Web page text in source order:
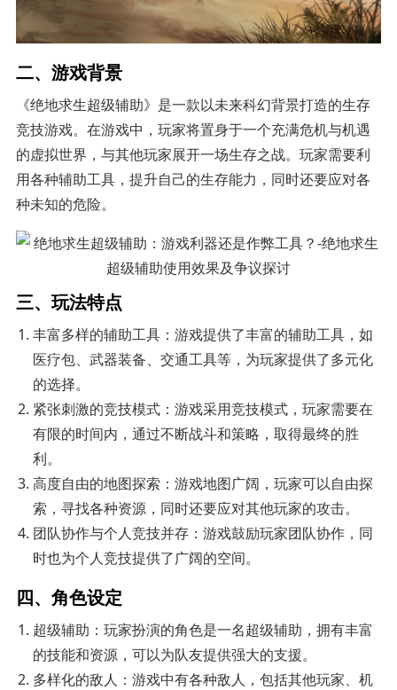
二、游戏背景
《绝地求生超级辅助》是一款以未来科幻背景打造的生存
竞技游戏。在游戏中，玩家将置身于一个充满危机与机遇
的虚拟世界，与其他玩家展开一场生存之战。玩家需要利
用各种辅助工具，提升自己的生存能力，同时还要应对各
种未知的危险。
三、玩法特点
丰富多样的辅助工具：游戏提供了丰富的辅助工具，如
医疗包、武器装备、交通工具等，为玩家提供了多元化
的选择。
紧张刺激的竞技模式：游戏采用竞技模式，玩家需要在
有限的时间内，通过不断战斗和策略，取得最终的胜
利。
高度自由的地图探索：游戏地图广阔，玩家可以自由探
索，寻找各种资源，同时还要应对其他玩家的攻击。
团队协作与个人竞技并存：游戏鼓励玩家团队协作，同
时也为个人竞技提供了广阔的空间。
四、角色设定
超级辅助：玩家扮演的角色是一名超级辅助，拥有丰富
的技能和资源，可以为队友提供强大的支援。
多样化的敌人：游戏中有各种敌人，包括其他玩家、机